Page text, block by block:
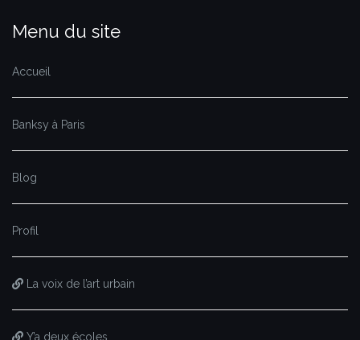
Menu du site
Accueil
Banksy à Paris
Blog
Profil
La voix de l’art urbain
Y’a deux écoles